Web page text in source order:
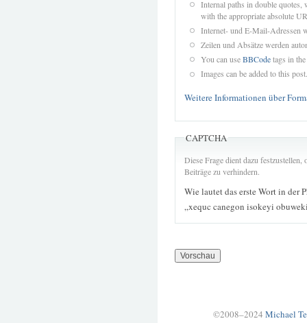
Internal paths in double quotes,
with the appropriate absolute
Internet- und E-Mail-Adressen
Zeilen und Absätze werden
You can useBBCodetags in
Images can be added to this post.
Weitere Informationen über
CAPTCHA
Diese Frage dient dazu
Beiträge zu verhindern.
Wie lautet das erste Wort in der
„xequc canegon isokeyi
©2008–2024 Michael